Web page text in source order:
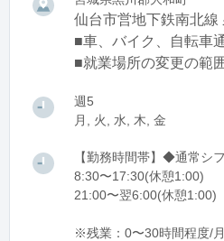
仙台市営地下鉄南北線
■車、バイク、自転車
■就業場所の変更の範
週5
月, 火, 水, 木, 金
【勤務時間帯】◆通常シ
8:30〜17:30(休憩1:00)
21:00〜翌6:00(休憩1:00)
※残業：0〜30時間程度/月